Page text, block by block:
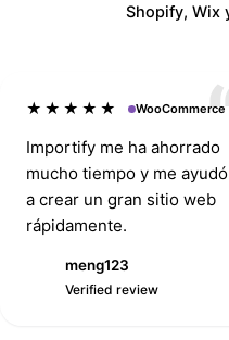
Shopify, Wix
★★★★★ WooCommerce
Importify me ha ahorrado
mucho tiempo y me ayudó
a crear un gran sitio web
rápidamente.
meng123
Verified review
AmazingSaving
Verified review